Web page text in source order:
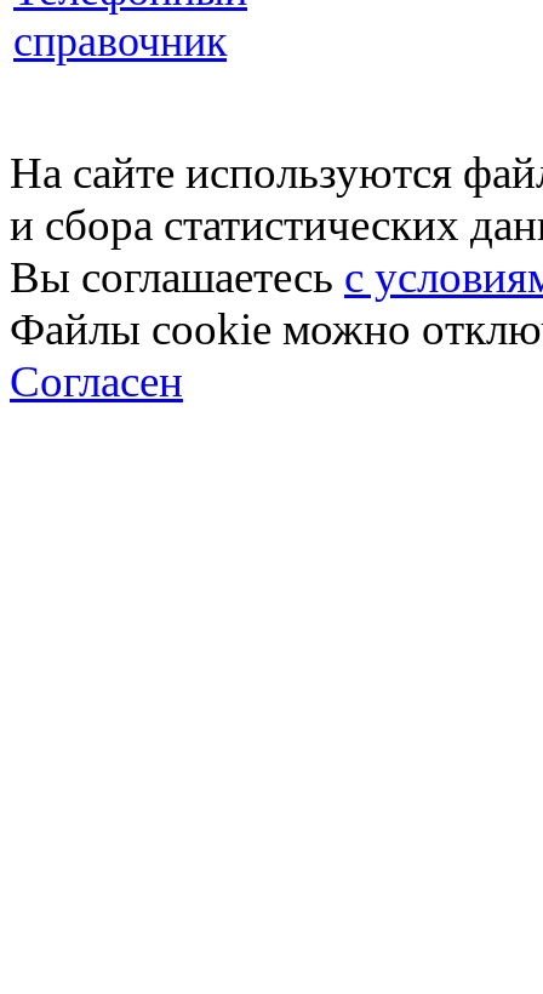
справочник
На сайте используются
и сбора статистических
Вы соглашаетесь с
Файлы cookie можно
Согласен